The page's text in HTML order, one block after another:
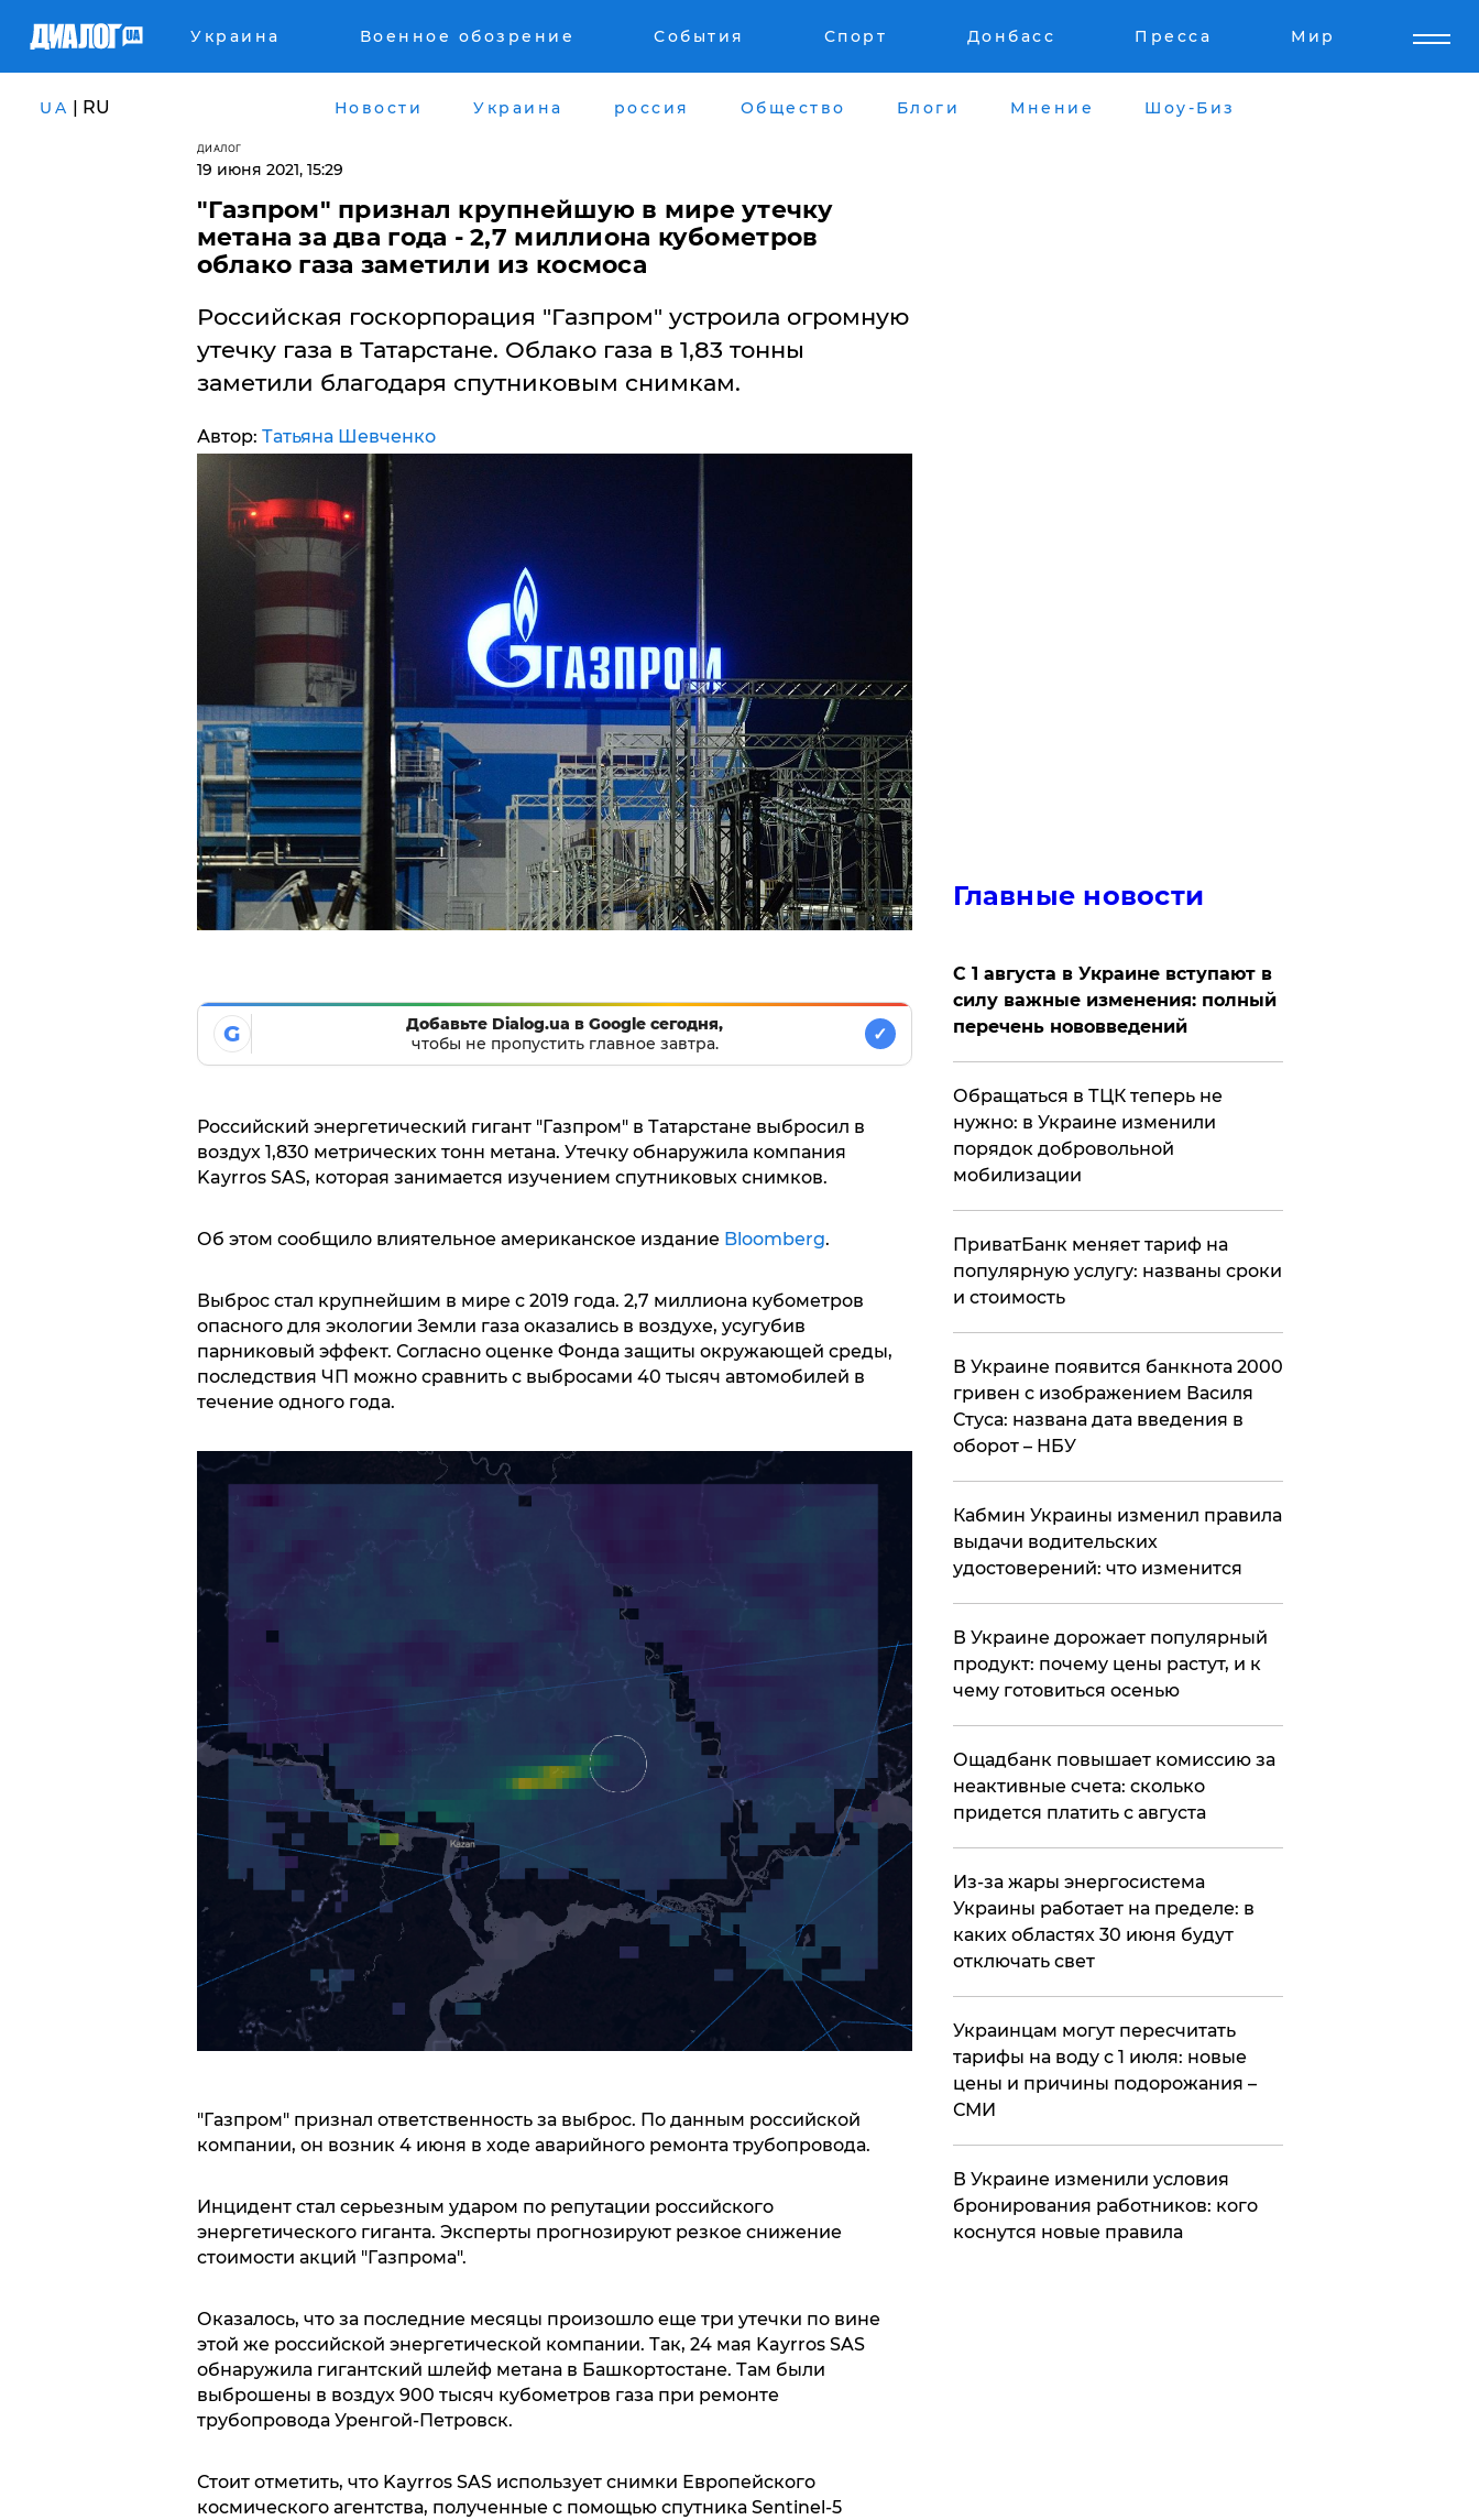
Украина Военное обозрение События Спорт Донбасс Пресса Мир
UA | RU Новости Украина россия Общество Блоги Мнение Шоу-Биз
ДИАЛОГ
19 июня 2021, 15:29
"Газпром" признал крупнейшую в мире утечку
метана за два года - 2,7 миллиона кубометров
облако газа заметили из космоса
Российская госкорпорация "Газпром" устроила огромную
утечку газа в Татарстане. Облако газа в 1,83 тонны
заметили благодаря спутниковым снимкам.
Автор: Татьяна Шевченко
G
Добавьте Dialog.ua в Google сегодня,
чтобы не пропустить главное завтра.
✓
Российский энергетический гигант "Газпром" в Татарстане выбросил в
воздух 1,830 метрических тонн метана. Утечку обнаружила компания
Kayrros SAS, которая занимается изучением спутниковых снимков.
Об этом сообщило влиятельное американское издание Bloomberg.
Выброс стал крупнейшим в мире с 2019 года. 2,7 миллиона кубометров
опасного для экологии Земли газа оказались в воздухе, усугубив
парниковый эффект. Согласно оценке Фонда защиты окружающей среды,
последствия ЧП можно сравнить с выбросами 40 тысяч автомобилей в
течение одного года.
"Газпром" признал ответственность за выброс. По данным российской
компании, он возник 4 июня в ходе аварийного ремонта трубопровода.
Инцидент стал серьезным ударом по репутации российского
энергетического гиганта. Эксперты прогнозируют резкое снижение
стоимости акций "Газпрома".
Оказалось, что за последние месяцы произошло еще три утечки по вине
этой же российской энергетической компании. Так, 24 мая Kayrros SAS
обнаружила гигантский шлейф метана в Башкортостане. Там были
выброшены в воздух 900 тысяч кубометров газа при ремонте
трубопровода Уренгой-Петровск.
Стоит отметить, что Kayrros SAS использует снимки Европейского
космического агентства, полученные с помощью спутника Sentinel-5
Главные новости
С 1 августа в Украине вступают в
силу важные изменения: полный
перечень нововведений
Обращаться в ТЦК теперь не
нужно: в Украине изменили
порядок добровольной
мобилизации
ПриватБанк меняет тариф на
популярную услугу: названы сроки
и стоимость
В Украине появится банкнота 2000
гривен с изображением Василя
Стуса: названа дата введения в
оборот – НБУ
Кабмин Украины изменил правила
выдачи водительских
удостоверений: что изменится
В Украине дорожает популярный
продукт: почему цены растут, и к
чему готовиться осенью
​Ощадбанк повышает комиссию за
неактивные счета: сколько
придется платить с августа
Из-за жары энергосистема
Украины работает на пределе: в
каких областях 30 июня будут
отключать свет
Украинцам могут пересчитать
тарифы на воду с 1 июля: новые
цены и причины подорожания –
СМИ
В Украине изменили условия
бронирования работников: кого
коснутся новые правила